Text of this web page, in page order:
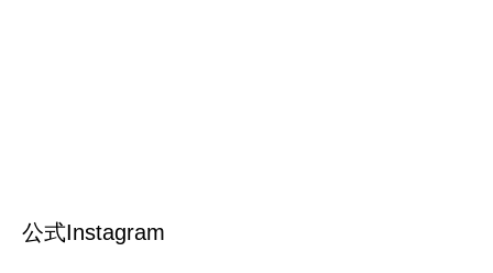
公式Instagram